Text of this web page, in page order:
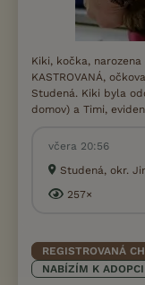
Kiki, kočka,
KASTROVANÁ,
Studená. Kiki byla
domov) a Timi,
včera 20:56
Studená, okr.
257×
REGISTROVANÁ
NABÍZÍM K ADOPCI